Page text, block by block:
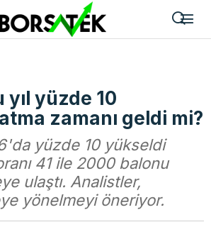
yıl yüzde 10
zamanı geldi mi?
yüzde 10 yükseldi
41 ile 2000 balonu
ulaştı. Analistler,
yönelmeyi öneriyor.